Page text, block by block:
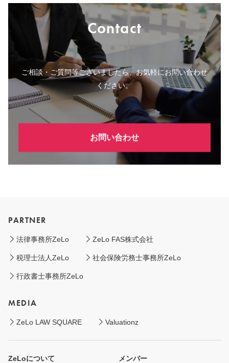
Contact
ご相談・ご質問等ございましたら、お気軽にお問い合わせ
ください。
お問い合わせ
PARTNER
法律事務所ZeLo ZeLo FAS株式会社
税理士法人ZeLo 社会保険労務士事務所ZeLo
行政書士事務所ZeLo
MEDIA
ZeLo LAW SQUARE Valuationz
ZeLoについて メンバー